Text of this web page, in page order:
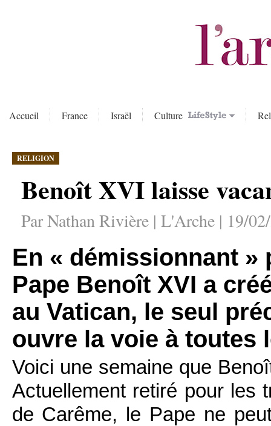
Accueil France Israël Culture
RELIGION
Benoît XVI laisse
Par Nathan Rivière | L'Arche | 19/
En « démissionnant »
Pape Benoît XVI a
au Vatican, le seul
ouvre la voie à toutes
Voici une semaine que
Actuellement retiré pour les
de Carême, le Pape ne